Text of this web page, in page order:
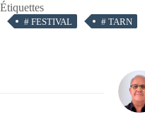
Étiquettes
# FESTIVAL # TARN